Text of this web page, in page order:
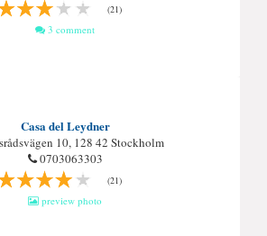
(21)
3 comment
Casa del Leydner
10, 128 42 Stockholm
0703063303
(21)
preview photo